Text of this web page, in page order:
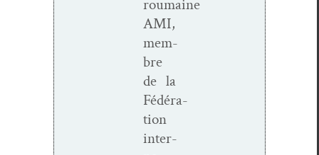
roumaine
AMI,
mem­
bre
de la
Fédéra­
tion
inter­